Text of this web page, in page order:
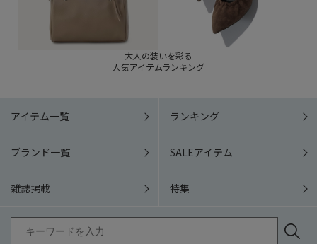
大人の装いを彩る
人気アイテムランキング
アイテム一覧 ランキング
ブランド一覧 SALEアイテム
雑誌掲載 特集